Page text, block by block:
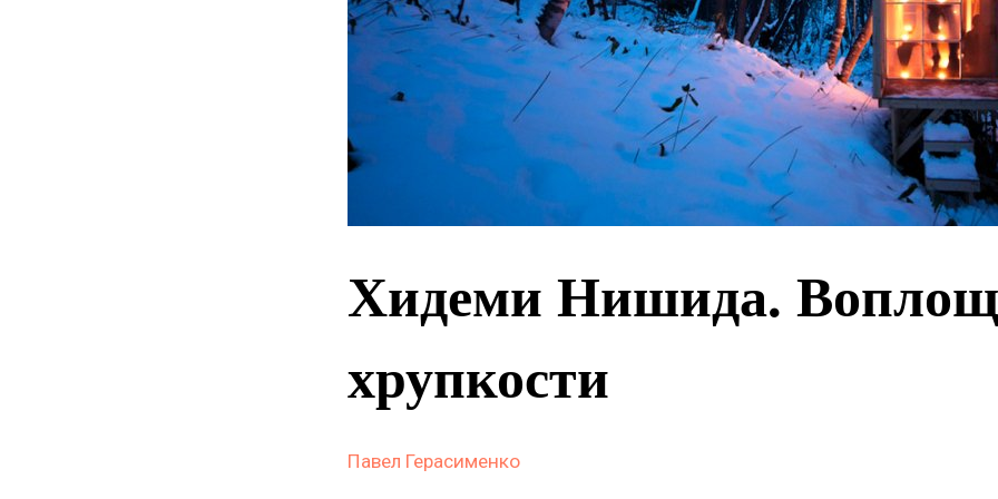
Хидеми Нишида.
хрупкости
Павел Герасименко